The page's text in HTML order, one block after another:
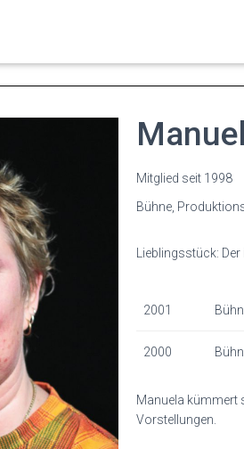
Mitglied seit 1998
Bühne,
Lieblingsstück:
2001
2000
Manuela kümmert
Vorstellungen.